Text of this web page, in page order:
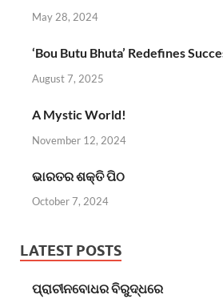
May 28, 2024
‘Bou Butu Bhuta’ Redefines
August 7, 2025
A Mystic World!
November 12, 2024
ଭାରତର ଶକ୍ତି ପିଠ
October 7, 2024
LATEST POSTS
ପ୍ରାଚୀନବୋଧର ବିରୁଦ୍ଧରେ